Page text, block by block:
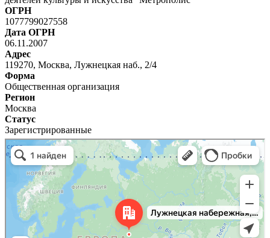
ОГРН
1077799027558
Дата ОГРН
06.11.2007
Адрес
119270, Москва, Лужнецкая наб., 2/4
Форма
Общественная организация
Регион
Москва
Статус
Зарегистрированные